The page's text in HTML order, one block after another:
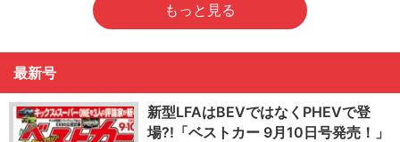
もっと見る
最新号
新型LFAはBEVではなくPHEVで登
場?!「ベストカー 9月10日号発売！」